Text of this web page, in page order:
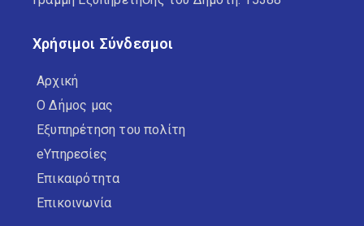
Χρήσιμοι Σύνδεσμοι
Αρχική
Ο Δήμος μας
Εξυπηρέτηση του πολίτη
eΥπηρεσίες
Επικαιρότητα
Επικοινωνία